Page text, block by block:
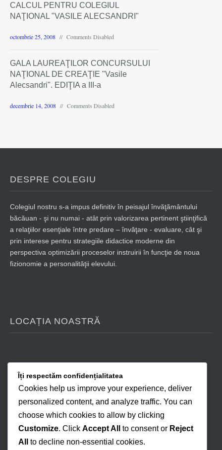
CALCUL PENTRU COLEGIUL
NAŢIONAL "VASILE ALECSANDRI"
octombrie 25, 2008 Comments Disabled
GALA LAUREAŢILOR CONCURSULUI
NAŢIONAL DE CREAŢIE "Vasile
Alecsandri". EDIŢIA a III-a
decembrie 14, 2008 Comments Disabled
DESPRE COLEGIU
Colegiul nostru s-a impus definitiv în peisajul învăţământului
băcăuan - şi nu numai - atât prin valorizarea pertinent ştiinţifică
a relaţiilor esenţiale între predare – învăţare - evaluare, cât şi
prin interese pentru strategiile didactice moderne din
perspectiva optimizării proceselor instruirii în funcţie de noua
fizionomie a personalităţii elevului.
LOCAȚIA NOASTRĂ
Îți respectăm confidențialitatea
Cookies help us improve your experience, deliver
personalized content, and analyze traffic. You can
choose which cookies to allow by clicking
Customize. Click Accept All to consent or Reject
All
to decline non-essential cookies.